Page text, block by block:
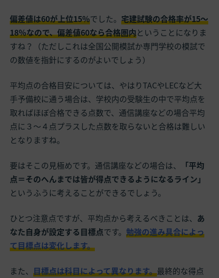
偏差値は60が上位15％でした。 宅建試験の合格率が15～
18％なので、偏差値60なら合格圏内ということになりま
すね？（ただしこれは全国公開模試か専門学校の模試で
の数値を指針にするのがよいでしょう）
平均点の合格目安については、やはりTACやLECなど大
手予備校に通う場合は、学校内の受験生の中で平均点を
取ればほぼ合格できる点数で、通信講座などの場合平均
点に３～４点プラスした点数を取らないと合格は難しい
となりますね。
要はそこの見極めです。通信講座などの場合は、
「平均
点＝そのへんまでは皆が得点できるようになるライン」
というふうに考えることができるでしょう。
ひとつ注意点ですが、平均点から考えるべきことは、 あ
なた自身が設定する目標点です。 勉強の進み具合によっ
て目標点は変化します。
また、 目標点は科目によって異なります。最終的な得点